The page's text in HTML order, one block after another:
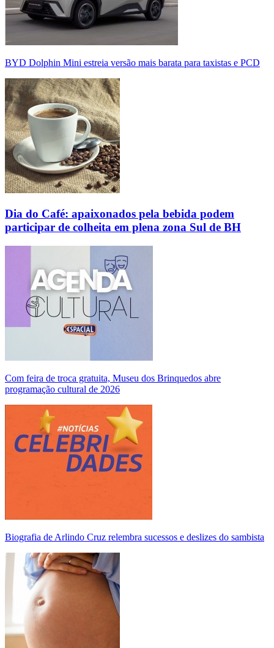
BYD Dolphin Mini estreia versão mais barata para taxistas e PCD
Dia do Café: apaixonados pela bebida podem
participar de colheita em plena zona Sul de BH
Com feira de troca gratuita, Museu dos Brinquedos abre
programação cultural de 2026
Biografia de Arlindo Cruz relembra sucessos e deslizes do sambista